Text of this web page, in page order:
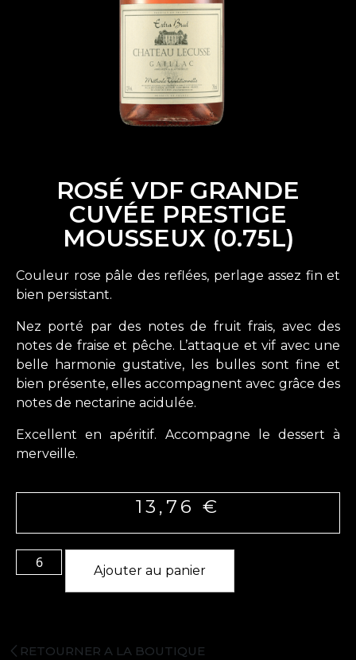
ROSÉ VDF GRANDE
CUVÉE PRESTIGE
MOUSSEUX (0.75L)
Couleur rose pâle des reflées, perlage assez fin et
bien persistant.
Nez porté par des notes de fruit frais, avec des
notes de fraise et pêche. L’attaque et vif avec une
belle harmonie gustative, les bulles sont fine et
bien présente, elles accompagnent avec grâce des
notes de nectarine acidulée.
Excellent en apéritif. Accompagne le dessert à
merveille.
13,76 €
Ajouter au panier
RETOURNER A LA BOUTIQUE